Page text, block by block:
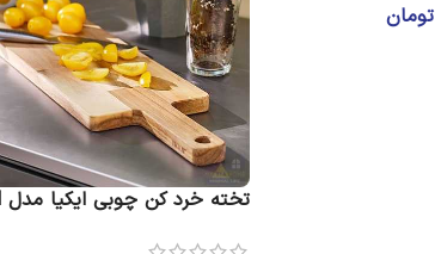
تومان
تخته خرد کن چوبی ایکیا مدل BROGGAN